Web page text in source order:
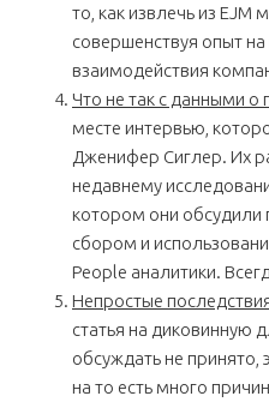
то, как извлечь из EJM
совершенствуя опыт
взаимодействия
Что не так с данными о
месте интервью,
Дженифер Сиглер. Их
недавнему
котором они обсудили
сбором и
People аналитики.
Непростые
статья на диковинную
обсуждать не принято,
на то есть много